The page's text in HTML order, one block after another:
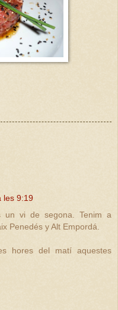
les 9:19
un vi de segona. Tenim a
Penedés y Alt Empordá.
hores del matí aquestes